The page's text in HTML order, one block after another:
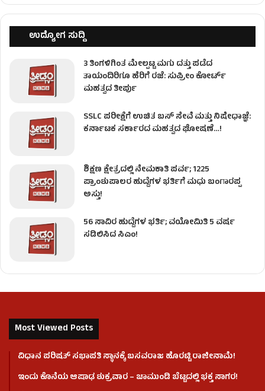
ಉದ್ಯೋಗ ಸುದ್ದಿ
3 ತಿಂಗಳಿಗಿಂತ ಮೇಲ್ಪಟ್ಟ ಮಗು ದತ್ತು ಪಡೆದ
ತಾಯಂದಿರಿಗೂ ಹೆರಿಗೆ ರಜೆ: ಸುಪ್ರೀಂ ಕೋರ್ಟ್
ಮಹತ್ವದ ತೀರ್ಪು
SSLC ಪರೀಕ್ಷೆಗೆ ಉಚಿತ ಬಸ್ ಸೇವೆ ಮತ್ತು ನಿಷೇಧಾಜ್ಞೆ:
ಕರ್ನಾಟಕ ಸರ್ಕಾರದ ಮಹತ್ವದ ಘೋಷಣೆ…!
ಶಿಕ್ಷಣ ಕ್ಷೇತ್ರದಲ್ಲಿ ನೇಮಕಾತಿ ಪರ್ವ; 1225
ಪ್ರಾಂಶುಪಾಲರ ಹುದ್ದೆಗಳ ಭರ್ತಿಗೆ ಮಧು ಬಂಗಾರಪ್ಪ
ಅಸ್ತು!
56 ಸಾವಿರ ಹುದ್ದೆಗಳ ಭರ್ತಿ; ವಯೋಮಿತಿ 5 ವರ್ಷ
ಸಡಿಲಿಸಿದ ಸಿಎಂ!
Most Viewed Posts
ವಿಧಾನ ಪರಿಷತ್ ಸಭಾಪತಿ ಸ್ಥಾನಕ್ಕೆ ಬಸವರಾಜ ಹೊರಟ್ಟಿ ರಾಜೀನಾಮೆ!
ಇಂದು ಕೊನೆಯ ಆಷಾಢ ಶುಕ್ರವಾರ – ಚಾಮುಂಡಿ ಬೆಟ್ಟದಲ್ಲಿ ಭಕ್ತ ಸಾಗರ!